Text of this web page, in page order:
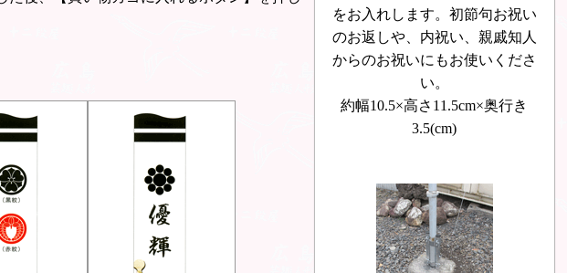
をお入れします。初節句お祝い
のお返しや、内祝い、親戚知人
からのお祝いにもお使いくださ
い。
約幅10.5×高さ11.5cm×奥行き
3.5(cm)